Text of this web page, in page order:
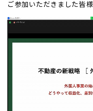
ご参加いただきました皆